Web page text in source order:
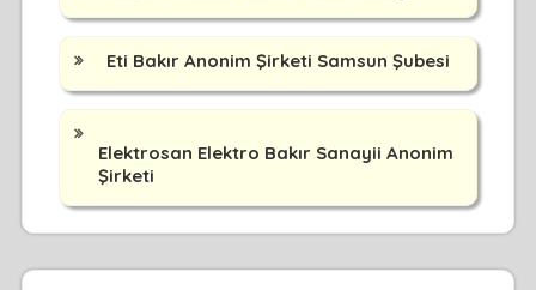
Eti Bakır Anonim Şirketi Samsun Şubesi
Elektrosan Elektro Bakır Sanayii Anonim
Şirketi